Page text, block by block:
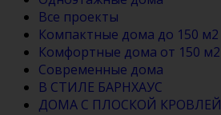
Все проекты
Компактные дома до 150 м2
Комфортные дома от 150 м2
Современные дома
В СТИЛЕ БАРНХАУС
ДОМА С ПЛОСКОЙ КРОВЛЕЙ